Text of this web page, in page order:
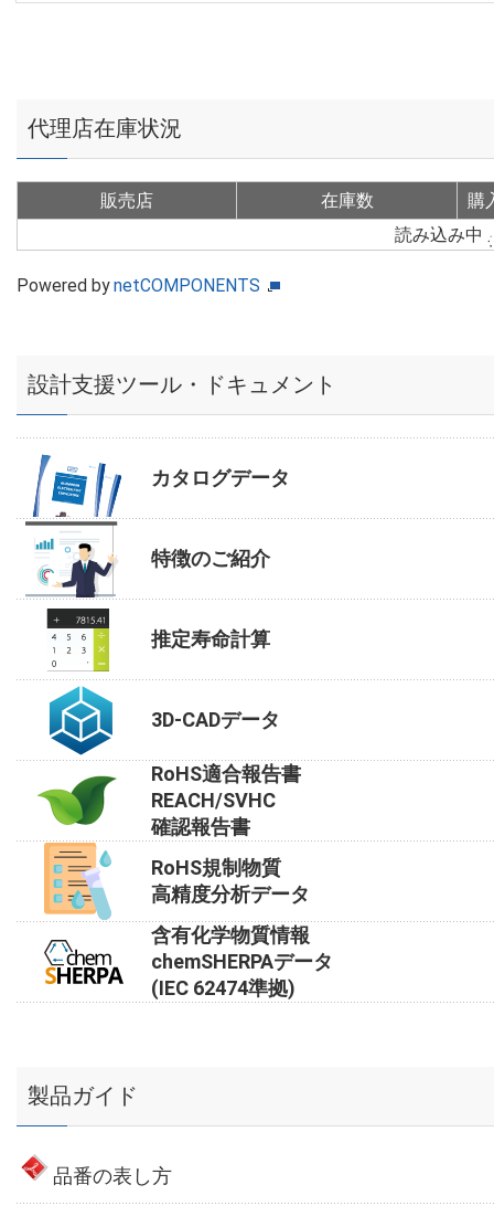
代理店在庫状況
販売店 在庫数
購
読み込み中
Powered bynetCOMPONENTS
設計支援ツール・ドキュメント
カタログデータ
特徴のご紹介
推定寿命計算
3D-CADデータ
RoHS適合報告書
REACH/SVHC
確認報告書
RoHS規制物質
高精度分析データ
含有化学物質情報
chemSHERPAデータ
(IEC 62474準拠)
製品ガイド
品番の表し方